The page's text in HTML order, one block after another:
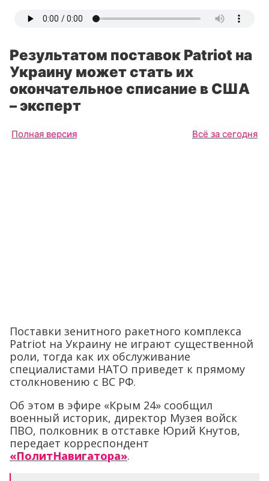
Результатом поставок Patriot на
Украину может стать их
окончательное списание в США
– эксперт
Полная версия Всё за сегодня
Поставки зенитного ракетного комплекса
Patriot на Украину не играют существенной
роли, тогда как их обслуживание
специалистами НАТО приведет к прямому
столкновению с ВС РФ.
Об этом в эфире «Крым 24» сообщил
военный историк, директор Музея войск
ПВО, полковник в отставке Юрий Кнутов,
передает корреспондент
«ПолитНавигатора».